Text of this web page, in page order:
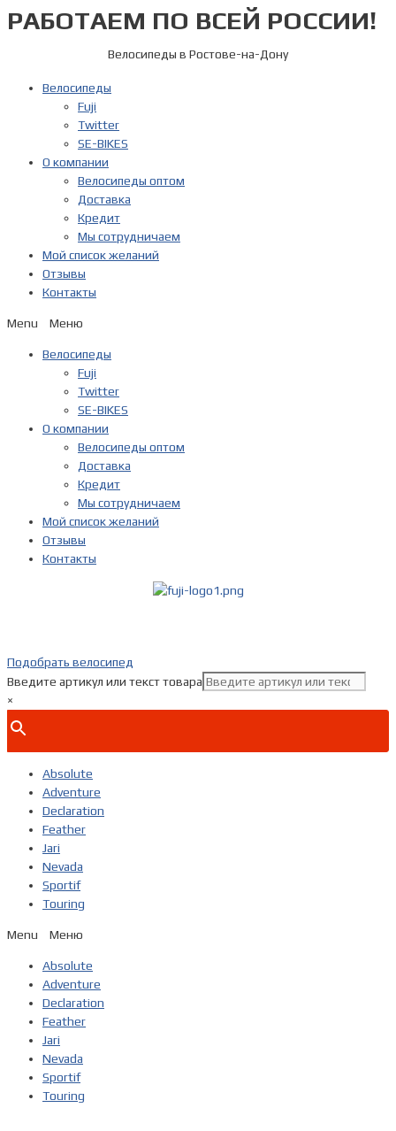
Перейти
кРАБОТАЕМ ПО ВСЕЙ РОССИИ!
Велосипеды в Ростове-на-Дону
Велосипеды
Fuji
Twitter
SE-BIKES
О компании
Велосипеды оптом
Доставка
Кредит
Мы сотрудничаем
Мой список желаний
Отзывы
Контакты
Menu
Велосипеды
Fuji
Twitter
SE-BIKES
О компании
Велосипеды оптом
Доставка
Кредит
Мы сотрудничаем
Мой список желаний
Отзывы
Контакты
Подобрать велосипед
Введите артикул или текст товара
×
Absolute
Adventure
Declaration
Feather
Jari
Nevada
Sportif
Touring
Menu
Absolute
Adventure
Declaration
Feather
Jari
Nevada
Sportif
Touring